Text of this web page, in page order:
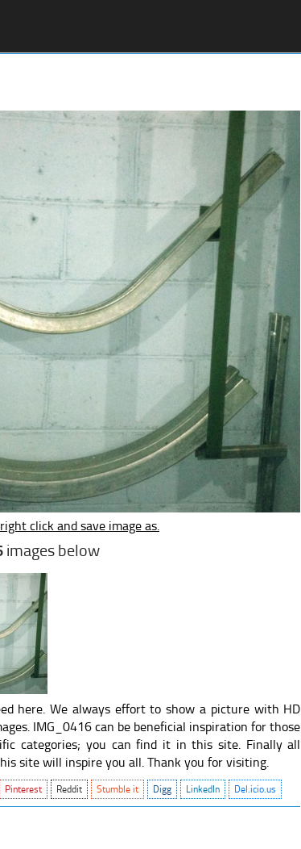
right click and save image as.
images below
here. We always effort to show a picture with HD
IMG_0416 can be beneficial inspiration for those
categories; you can find it in this site. Finally all
site will inspire you all. Thank you for visiting.
Pinterest Reddit Stumble it Digg LinkedIn Del.icio.us